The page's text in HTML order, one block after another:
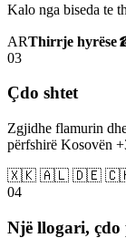
Kalo nga biseda te
ARThirrje hyrëse
03
Çdo shtet
Zgjidhe flamurin
përfshirë Kosovën
🇽🇰 🇦🇱 🇩🇪
04
Një llogari, çdo